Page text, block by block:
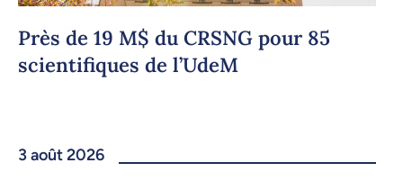
Près de 19 M$ du CRSNG pour 85
scientifiques de l’UdeM
3 août 2026